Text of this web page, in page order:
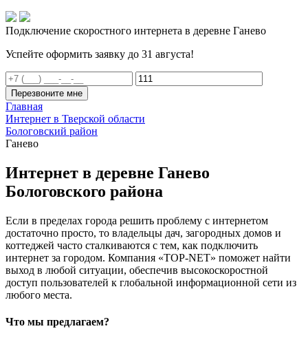
Подключение скоростного интернета в деревне Ганево
Успейте оформить заявку до 31 августа!
Перезвоните мне
Главная
Интернет в Тверской области
Бологовский район
Ганево
Интернет в деревне Ганево
Бологовского района
Если в пределах города решить проблему с интернетом
достаточно просто, то владельцы дач, загородных домов и
коттеджей часто сталкиваются с тем, как подключить
интернет за городом. Компания «TOP-NET» поможет найти
выход в любой ситуации, обеспечив высокоскоростной
доступ пользователей к глобальной информационной сети из
любого места.
Что мы предлагаем?